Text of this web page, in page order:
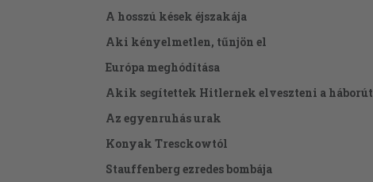
A hosszú kések éjszakája
Aki kényelmetlen, tűnjön el
Európa meghódítása
Akik segítettek Hitlernek elveszteni a háborút
Az egyenruhás urak
Konyak Tresckowtól
Stauffenberg ezredes bombája